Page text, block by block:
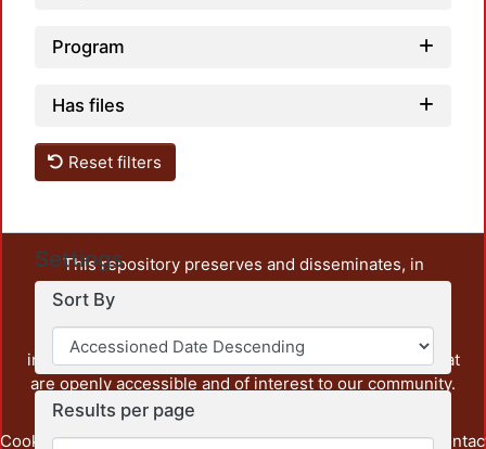
Program
Has files
Reset filters
Settings
Sort By
Results per page
This repository preserves and disseminates, in
unrestricted open access, the teaching and research
output of UAM Azcapotzalco. It also includes some
administrative and graphic documents from the
institution, as well as content from other institutions that
are openly accessible and of interest to our community.
Cookie Privacy End User Send